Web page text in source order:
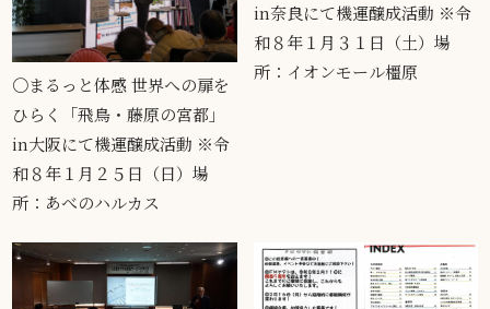
〇まるっと体感 世界への扉を
ひらく「飛鳥・藤原の宮都」
in大阪にて機運醸成活動 ※令
和８年１月２５日（日）場
所：あべのハルカス
in奈良にて機運醸成活動 ※令
和８年１月３１日（土）場
所：イオンモール橿原